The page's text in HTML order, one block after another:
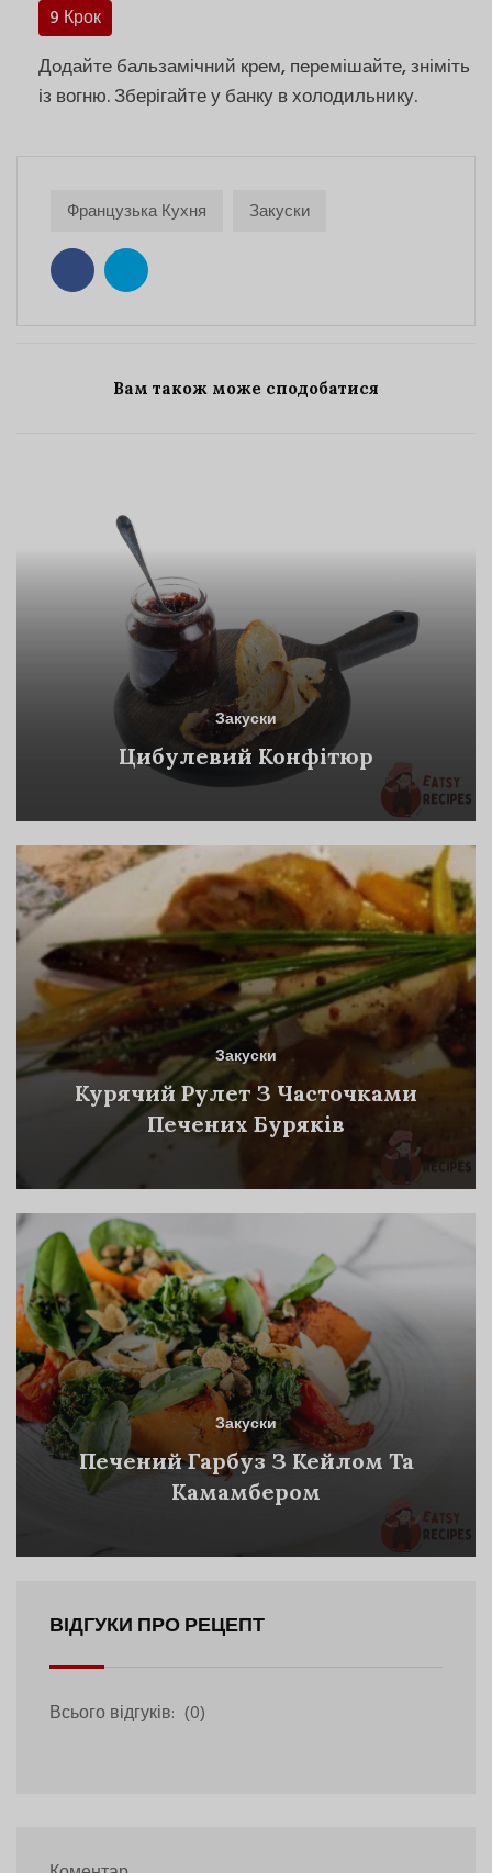
9 Крок
Додайте бальзамічний крем, перемішайте, зніміть
із вогню. Зберігайте у банку в холодильнику.
Французька Кухня Закуски
Вам також може сподобатися
Закуски
Цибулевий Конфітюр
Закуски
Курячий Рулет З Часточками
Печених Буряків
Закуски
Печений Гарбуз З Кейлом Та
Камамбером
ВІДГУКИ ПРО РЕЦЕПТ
Всього відгуків: (0)